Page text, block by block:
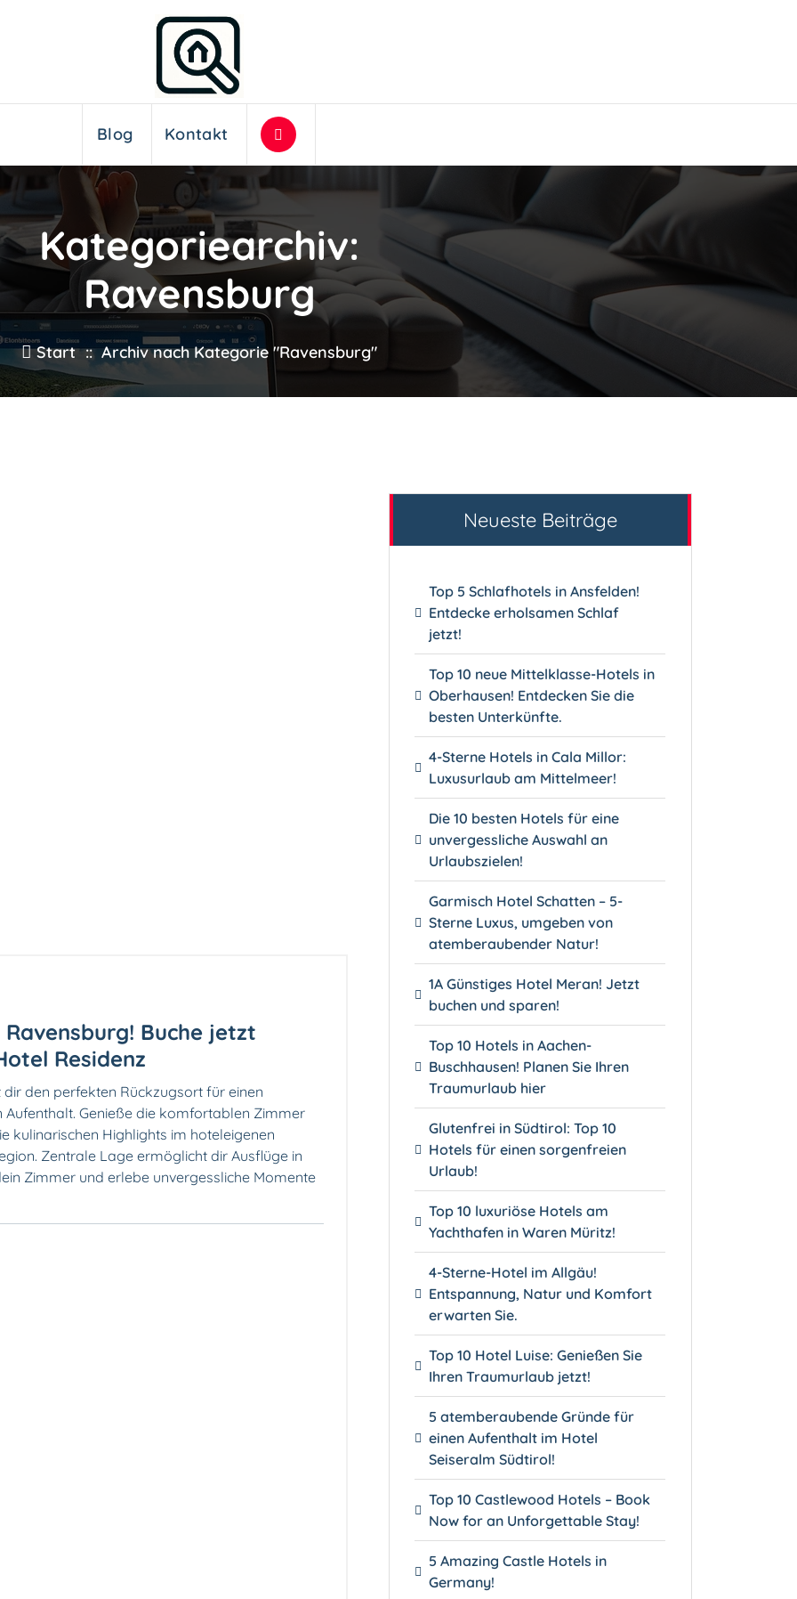
Blog Kontakt
Kategoriearchiv:
Ravensburg
Start :: Archiv nach Kategorie "Ravensburg"
Buche jetzt
Residenz
den perfekten Rückzugsort für einen
Genieße die komfortablen Zimmer
kulinarischen Highlights im hoteleigenen
Zentrale Lage ermöglicht dir Ausflüge in
Zimmer und erlebe unvergessliche Momente
Neueste Beiträge
Top 5 Schlafhotels in Ansfelden!
Entdecke erholsamen Schlaf
jetzt!
Top 10 neue Mittelklasse-Hotels in
Oberhausen! Entdecken Sie die
besten Unterkünfte.
4-Sterne Hotels in Cala Millor:
Luxusurlaub am Mittelmeer!
Die 10 besten Hotels für eine
unvergessliche Auswahl an
Urlaubszielen!
Garmisch Hotel Schatten – 5-
Sterne Luxus, umgeben von
atemberaubender Natur!
1A Günstiges Hotel Meran! Jetzt
buchen und sparen!
Top 10 Hotels in Aachen-
Buschhausen! Planen Sie Ihren
Traumurlaub hier
Glutenfrei in Südtirol: Top 10
Hotels für einen sorgenfreien
Urlaub!
Top 10 luxuriöse Hotels am
Yachthafen in Waren Müritz!
4-Sterne-Hotel im Allgäu!
Entspannung, Natur und Komfort
erwarten Sie.
Top 10 Hotel Luise: Genießen Sie
Ihren Traumurlaub jetzt!
5 atemberaubende Gründe für
einen Aufenthalt im Hotel
Seiseralm Südtirol!
Top 10 Castlewood Hotels – Book
Now for an Unforgettable Stay!
5 Amazing Castle Hotels in
Germany!